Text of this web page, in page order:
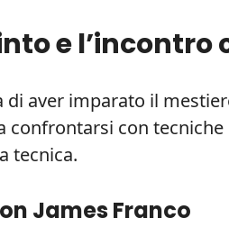
e l’incontro
di aver imparato il
confrontarsi con
tecnica.
James Franco